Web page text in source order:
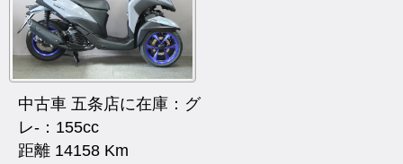
中古車 五条店に在庫：グ
レ-：155cc
距離 14158 Km